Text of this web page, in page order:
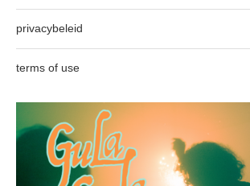
privacybeleid
terms of use